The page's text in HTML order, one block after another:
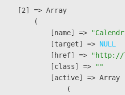
    [2] => Array
        (
            [name] =>
            [target] =>
NULL
            [href] =>
"http://
            [class] =>
""
            [active] => Array
                (